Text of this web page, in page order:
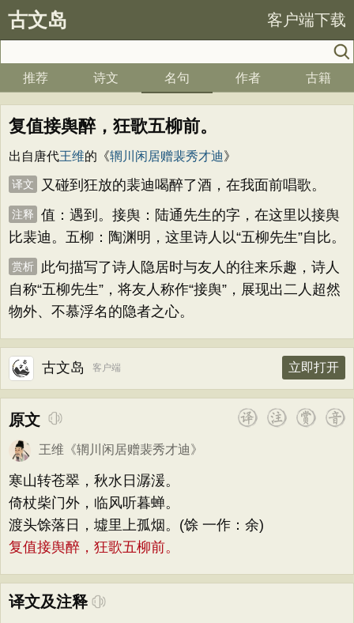
古文岛 客户端下载
推荐 诗文 名句 作者 古籍
复值接舆醉，狂歌五柳前。
出自唐代王维的《辋川闲居赠裴秀才迪》
译文 又碰到狂放的裴迪喝醉了酒，在我面前唱歌。
注释
值：遇到。接舆：陆通先生的字，在这里以接舆
比裴迪。五柳：陶渊明，这里诗人以“五柳先生”自比。
赏析
此句描写了诗人隐居时与友人的往来乐趣，诗人
自称“五柳先生”，将友人称作“接舆”，展现出二人超然
物外、不慕浮名的隐者之心。
古文岛 客户端 立即打开
原文
王维 《辋川闲居赠裴秀才迪》
寒山转苍翠，秋水日潺湲。
倚杖柴门外，临风听暮蝉。
渡头馀落日，墟里上孤烟。(馀 一作：余)
复值接舆醉，狂歌五柳前。
译文及注释